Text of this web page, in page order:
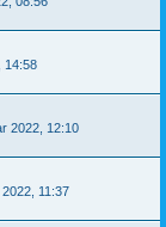
14:58
2022, 12:10
11:37